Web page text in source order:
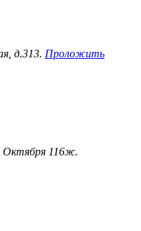
д.313. Проложить
Октября 116ж.